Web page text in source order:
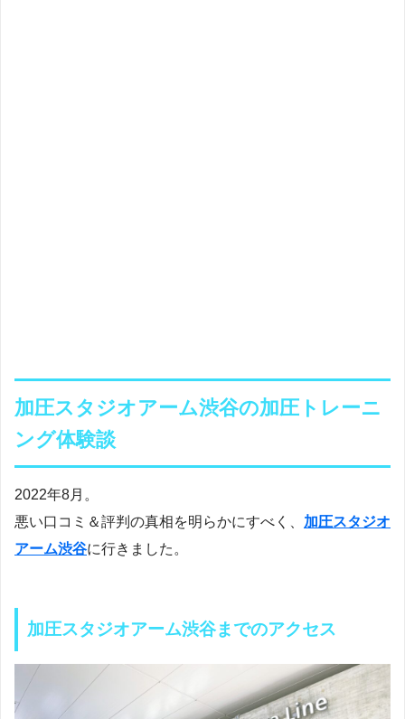
加圧スタジオアーム渋谷の加圧トレーニ
ング体験談
2022年8月。
悪い口コミ＆評判の真相を明らかにすべく、 加圧スタジオ
アーム渋谷に行きました。
加圧スタジオアーム渋谷までのアクセス